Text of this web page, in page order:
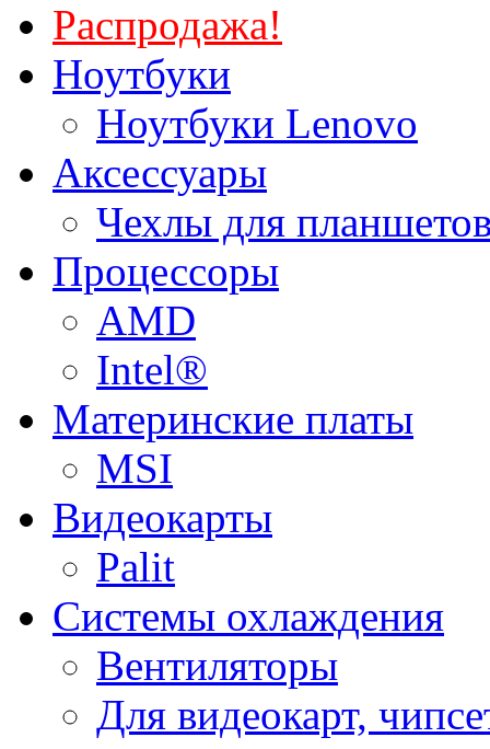
Распродажа!
Ноутбуки
Ноутбуки Lenovo
Аксессуары
Чехлы для
Процессоры
AMD
Intel®
Материнские платы
MSI
Видеокарты
Palit
Системы охлаждения
Вентиляторы
Для видеокарт,